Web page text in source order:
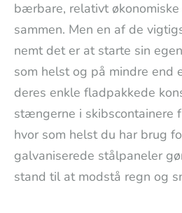
bærbare, relativt
sammen. Men en af de
nemt det er at starte sin
som helst og på mindre end
deres enkle fladpakkede
stængerne i skibscontainere
hvor som helst du har brug
galvaniserede stålpaneler
stand til at modstå regn og